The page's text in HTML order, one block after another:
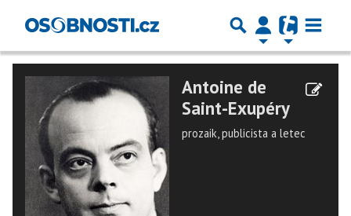
Antoine de
Saint-Exupéry
prozaik, publicista a letec